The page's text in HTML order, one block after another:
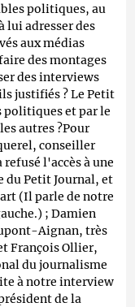
politiques, au
lui adresser des
aux médias
des montages
des interviews
justifiés ? Le Petit
et par le
autres ?Pour
conseiller
l'accès à une
du Petit Journal, et
(Il parle de notre
; Damien
Aignan, très
François Ollier,
du journalisme
à notre interview
de la